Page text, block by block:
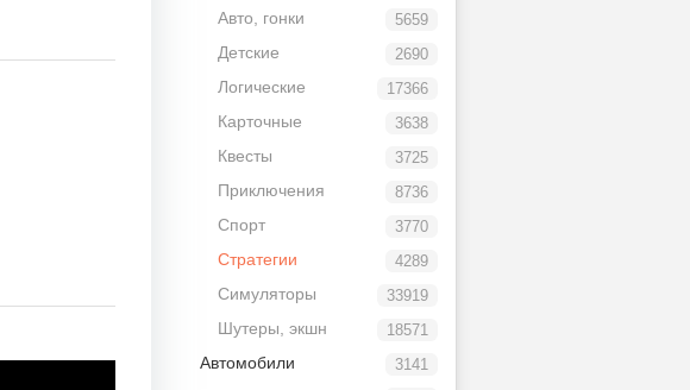
5659
Авто, гонки
2690
Детские
17366
Логические
3638
Карточные
3725
Квесты
8736
Приключения
3770
Спорт
4289
Стратегии
33919
Симуляторы
18571
Шутеры, экшн
3141
Автомобили